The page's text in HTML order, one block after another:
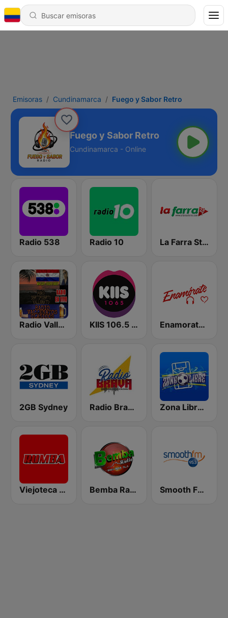
Emisoras Cundinamarca Fuego y Sabor Retro
Fuego y Sabor Retro
Cundinamarca - Online
Radio 538 Radio 10 La Farra Stereo
Radio Vallenatos Clásicos KIIS 106.5 FM Enamorate Stereo
2GB Sydney Radio Brava Colombia Zona Libre De Humo
Viejoteca Salsa Merengue Tropical Bemba Radio Smooth FM 95.3 Sydney